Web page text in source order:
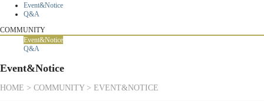
Event&Notice
Q&A
COMMUNITY
Event&Notice
Q&A
Event&Notice
HOME > COMMUNITY > EVENT&NOTICE